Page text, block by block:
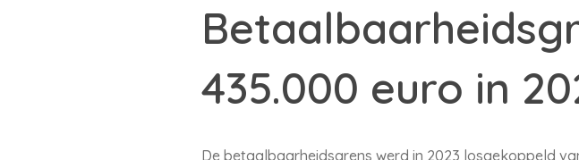
435.000 euro in
De betaalbaarheidsgrens werd in 2023 losgekoppeld